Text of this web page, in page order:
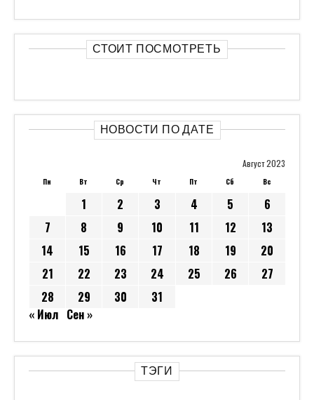
СТОИТ ПОСМОТРЕТЬ
НОВОСТИ ПО ДАТЕ
Август 2023
Пн Вт Ср Чт Пт Сб Вс
1 2 3 4 5
6
7
8 9 10 11 12
13
14
15 16 17 18 19
20
21
22 23 24 25 26
27
28
29 30
31
« Июл Сен »
ТЭГИ